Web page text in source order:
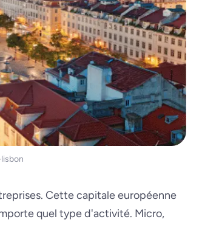
Cette capitale européenne
quel type d'activité. Micro,